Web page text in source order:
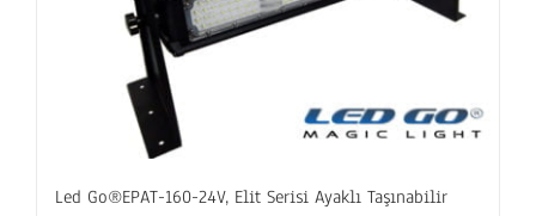
Led Go®EPAT-160-24V, Elit Serisi Ayaklı Taşınabilir